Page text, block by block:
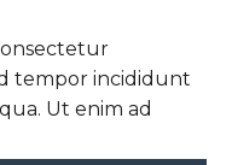
tempor incididunt
Ut enim ad